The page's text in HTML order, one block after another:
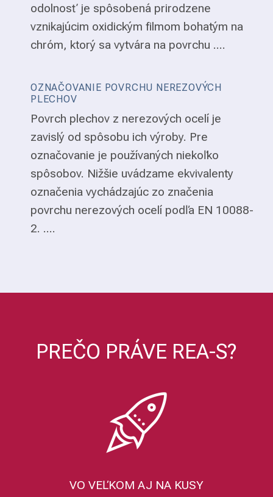
odolnosť je spôsobená prirodzene
vznikajúcim oxidickým filmom bohatým na
chróm, ktorý sa vytvára na povrchu ....
OZNAČOVANIE POVRCHU NEREZOVÝCH
PLECHOV
Povrch plechov z nerezových ocelí je
zavislý od spôsobu ich výroby. Pre
označovanie je používaných niekoľko
spôsobov. Nižšie uvádzame ekvivalenty
označenia vychádzajúc zo značenia
povrchu nerezových ocelí podľa EN 10088-
2. ....
PREČO PRÁVE REA-S?
VO VEĽKOM AJ NA KUSY